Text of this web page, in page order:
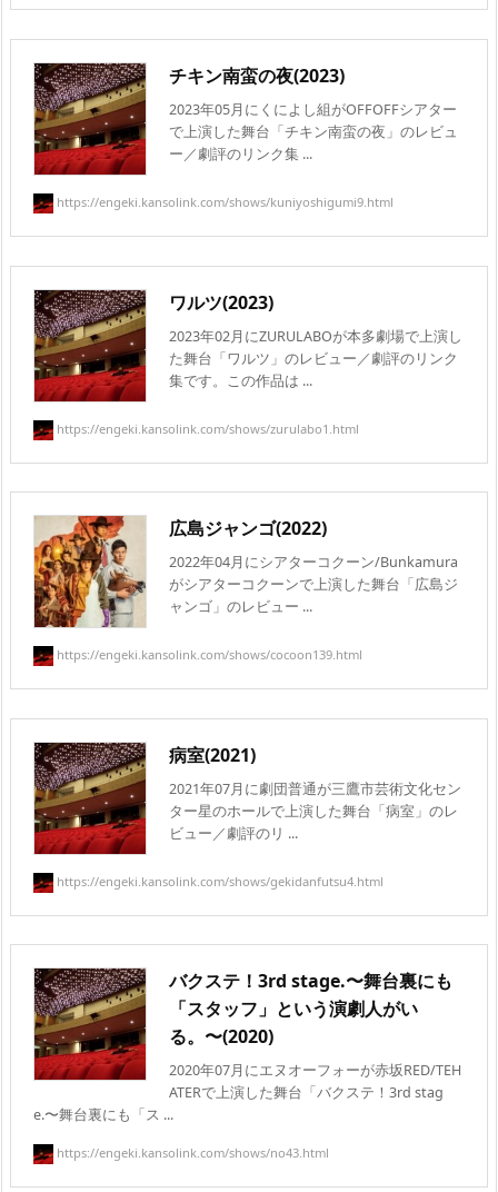
チキン南蛮の夜(2023)
2023年05月にくによし組がOFFOFFシアター
で上演した舞台「チキン南蛮の夜」のレビュ
ー／劇評のリンク集 ...
https://engeki.kansolink.com/shows/kuniyoshigumi9.html
ワルツ(2023)
2023年02月にZURULABOが本多劇場で上演し
た舞台「ワルツ」のレビュー／劇評のリンク
集です。この作品は ...
https://engeki.kansolink.com/shows/zurulabo1.html
広島ジャンゴ(2022)
2022年04月にシアターコクーン/Bunkamura
がシアターコクーンで上演した舞台「広島ジ
ャンゴ」のレビュー ...
https://engeki.kansolink.com/shows/cocoon139.html
病室(2021)
2021年07月に劇団普通が三鷹市芸術文化セン
ター星のホールで上演した舞台「病室」のレ
ビュー／劇評のリ ...
https://engeki.kansolink.com/shows/gekidanfutsu4.html
バクステ！3rd stage.〜舞台裏にも
「スタッフ」という演劇人がい
る。〜(2020)
2020年07月にエヌオーフォーが赤坂RED/TEH
ATERで上演した舞台「バクステ！3rd stag
e.〜舞台裏にも「ス ...
https://engeki.kansolink.com/shows/no43.html